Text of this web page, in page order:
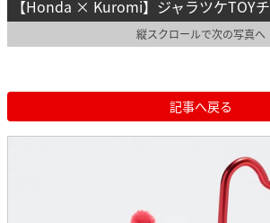
【Honda × Kuromi】ジャラツケTOY
縦スクロールで次の写真へ
記事へ戻る